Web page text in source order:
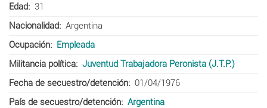
Edad
31
Nacionalidad
Argentina
Ocupación
Empleada
Militancia política
Juventud Trabajadora Peronista (J.T.P.)
Fecha de secuestro/detención
01/04/1976
País de secuestro/detención
Argentina